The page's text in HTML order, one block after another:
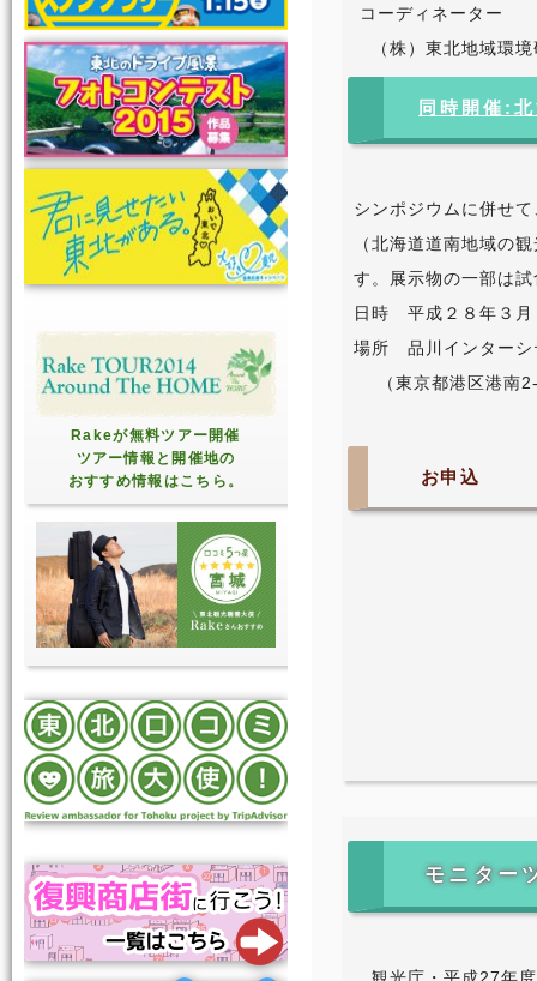
Rakeが無料ツアー開催
ツアー情報と開催地の
おすすめ情報はこちら。
コーディネーター
（株）東北地域環
同時開催:
シンポジウムに併せ
（北海道道南地域の
す。展示物の一部は
日時 平成２８年３
場所 品川インター
（東京都港区港南
お申込
モニター